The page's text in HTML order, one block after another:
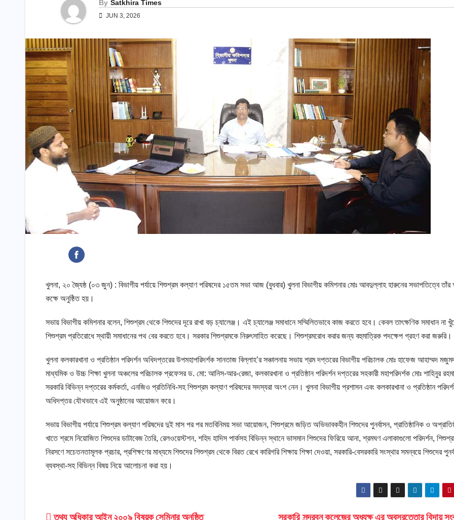
By Satkhira Times
JUN 3, 2026
খুলনা, ২০ জ্যৈষ্ঠ (০৩ জুন) : বিভাগীয় পর্যায়ে শিশুশ্রম কল্যাণ পরিষদের ১৫তম সভা আজ (বুধবার) খুলনা বিভাগীয় কমিশনার মোঃ আবদুল্লাহ হারুনের সভাপতিত্বে
কক্ষে অনুষ্ঠিত হয়।
সভায় বিভাগীয় কমিশনার বলেন, শিশুশ্রম থেকে শিশুদের দূরে রাখা বড় চ্যালেঞ্জ। এই চ্যালেঞ্জ সমাধানে সম্মিলিতভাবে কাজ করতে হবে। কেবল তাৎক্ষণিক সমাধান না
শিশুশ্রম প্রতিরোধে স্থায়ী সমাধানের পথ বের করতে হবে। সরকার শিশুশ্রমকে নিরুৎসাহিত করেছে। শিশুশ্রমরোধ করার জন্য বহুমাত্রিক পদক্ষেপ গ্রহণ করা জরুরি।
খুলনা কলকারখানা ও প্রতিষ্ঠান পরিদর্শন অধিদপ্তরের উপমহাপরিদর্শক সানতাজ বিল্লাহ’র সঞ্চালনায় সভায় শ্রম দপ্তরের বিভাগীয় পরিচালক মোঃ হাফেজ আহাম্মদ
মাধ্যমিক ও উচ্চ শিক্ষা খুলনা অঞ্চলের পরিচালক প্রফেসর ড. মো: আনিস-আর-রেজা, কলকারখানা ও প্রতিষ্ঠান পরিদর্শন দপ্তরের সহকারী মহাপরিদর্শক মোঃ শাহিনুর
সরকারি বিভিন্ন দপ্তরের কর্মকর্তা, এনজিও প্রতিনিধি-সহ শিশুশ্রম কল্যাণ পরিষদের সদস্যরা অংশ নেন। খুলনা বিভাগীয় প্রশাসন এবং কলকারখানা ও প্রতিষ্ঠান
অধিদপ্তর যৌথভাবে এই অনুষ্ঠানের আয়োজন করে।
সভায় বিভাগীয় পর্যায়ে শিশুশ্রম কল্যাণ পরিষদের দুই মাস পর পর মতবিনিময় সভা আয়োজন, শিশুশ্রমে জড়িত অভিভাবকহীন শিশুদের পুনর্বাসন, প্রাতিষ্ঠানিক ও
খাতে শ্রমে নিয়োজিত শিশুদের ডাটাবেজ তৈরি, রেলওয়েস্টশন, শহিদ হাদিস পার্কসহ বিভিন্ন স্থানে ভাসমান শিশুদের ফিরিয়ে আনা, শ্রমঘণ এলাকাগুলো পরিদর্শন,
নিরসণে সচেতনতামূলক প্রচার, প্রশিক্ষণের মাধ্যমে শিশুদের শিশুশ্রম থেকে বিরত রেখে কারিগরি শিক্ষায় শিক্ষা দেওয়া, সরকারি-বেসরকারি সংস্থার সমন্বয়ে শিশুদের
ব্যবস্থা-সহ বিভিন্ন বিষয় নিয়ে আলোচনা করা হয়।
সরকারি সুন্দরবন কলেজের অধ্যক্ষ এর অবসরত্তোর বিদায়
তথ্য অধিকার আইন ২০০৯ বিষয়ক সেমিনার অনুষ্ঠিত